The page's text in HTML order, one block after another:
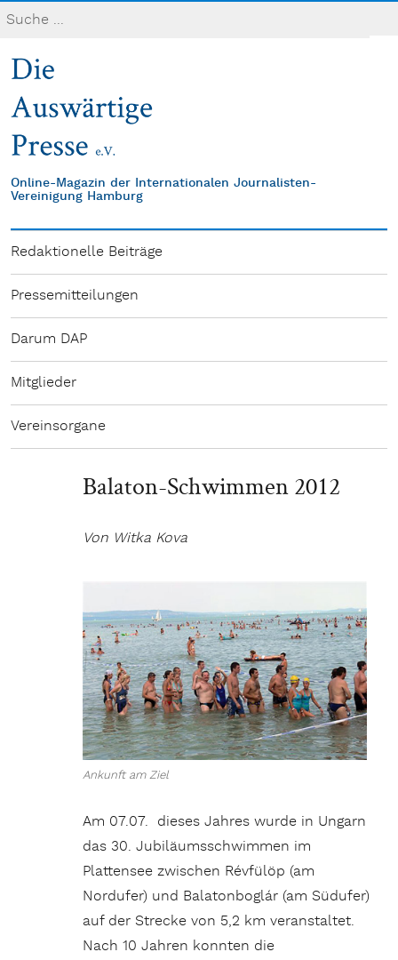
Online-Magazin der Internationalen Journalisten-
Vereinigung Hamburg
Redaktionelle Beiträge
Pressemitteilungen
Darum DAP
Mitglieder
Vereinsorgane
Balaton-Schwimmen 2012
Von Witka Kova
Ankunft am Ziel
Am 07.07. dieses Jahres wurde in Ungarn
das 30. Jubiläumsschwimmen im
Plattensee zwischen Révfülöp (am
Nordufer) und Balatonboglár (am Südufer)
auf der Strecke von 5,2 km veranstaltet.
Nach 10 Jahren konnten die